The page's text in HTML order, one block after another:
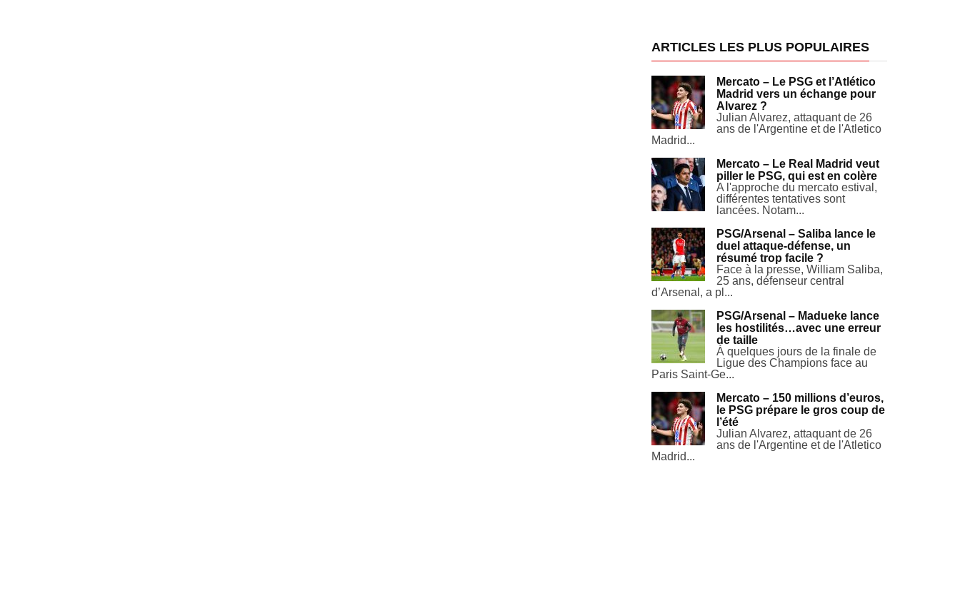
ARTICLES LES PLUS POPULAIRES
Mercato – Le PSG et l’Atlético
Madrid vers un échange pour
Alvarez ?
Julian Alvarez, attaquant de 26
ans de l'Argentine et de l'Atletico
Madrid...
Mercato – Le Real Madrid veut
piller le PSG, qui est en colère
A l'approche du mercato estival,
différentes tentatives sont
lancées. Notam...
PSG/Arsenal – Saliba lance le
duel attaque-défense, un
résumé trop facile ?
Face à la presse, William Saliba,
25 ans, défenseur central
d’Arsenal, a pl...
PSG/Arsenal – Madueke lance
les hostilités…avec une erreur
de taille
À quelques jours de la finale de
Ligue des Champions face au
Paris Saint-Ge...
Mercato – 150 millions d’euros,
le PSG prépare le gros coup de
l’été
Julian Alvarez, attaquant de 26
ans de l'Argentine et de l'Atletico
Madrid...